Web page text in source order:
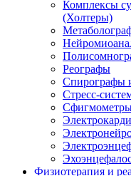
Комплексы
(Холтеры)
Реографы
Спирографы
Стресс-
Физиотерапия и